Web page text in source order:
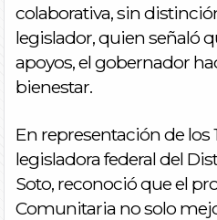
colaborativa, sin
legislador, quien señaló
apoyos, el gobernador
bienestar.
En representación de los
legisladora federal del
Soto, reconoció que el
Comunitaria no solo